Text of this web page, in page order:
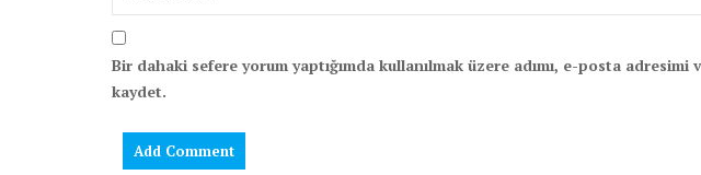
Bir dahaki sefere yorum yaptığımda kullanılmak üzere adımı, e-posta adresimi
kaydet.